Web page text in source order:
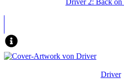
Driver 2: Back on
Driver